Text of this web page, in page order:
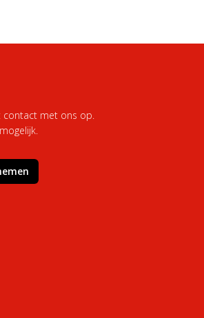
contact met ons op.